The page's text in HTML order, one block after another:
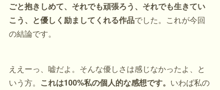
ごと抱きしめて、それでも頑張ろう、それでも生きてい
こう、と優しく励ましてくれる作品でした。これが今回
の結論です。
ええーっ、嘘だよ。そんな優しさは感じなかったよ、と
いう方。 これは100%私の個人的な感想です。 いわば私の